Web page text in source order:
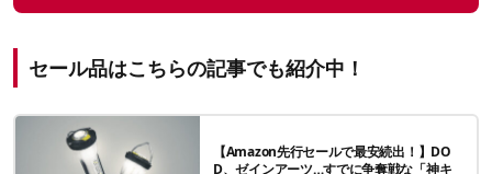
セール品はこちらの記事でも紹介中！
【Amazon先行セールで最安続出！】DO
D、ゼインアーツ…すでに争奪戦な「神キ